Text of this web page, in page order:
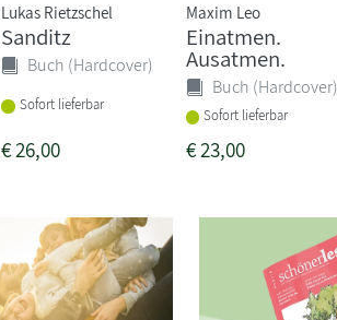
Lukas Rietzschel
Sanditz
Buch (Hardcover)
Sofort lieferbar
€26,00
Maxim Leo
Einatmen.
Ausatmen.
Buch (Hardcover)
Sofort lieferbar
€23,00